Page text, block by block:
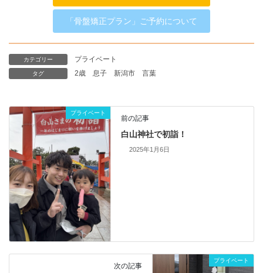
「骨盤矯正プラン」ご予約について
カテゴリー プライベート
タグ 2歳 息子 新潟市 言葉
プライベート
前の記事
白山神社で初詣！
2025年1月6日
プライベート
次の記事